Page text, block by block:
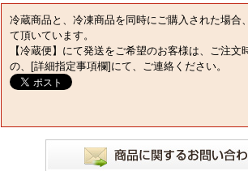
冷蔵商品と、冷凍商品を同時にご購入された場合
て頂いています。
【冷蔵便】にて発送をご希望のお客様は、ご注
の、[詳細指定事項欄]にて、ご連絡ください。